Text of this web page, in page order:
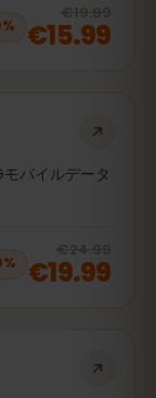
%
€19.99
€15.99
バイルデータ
%
€24.99
€19.99